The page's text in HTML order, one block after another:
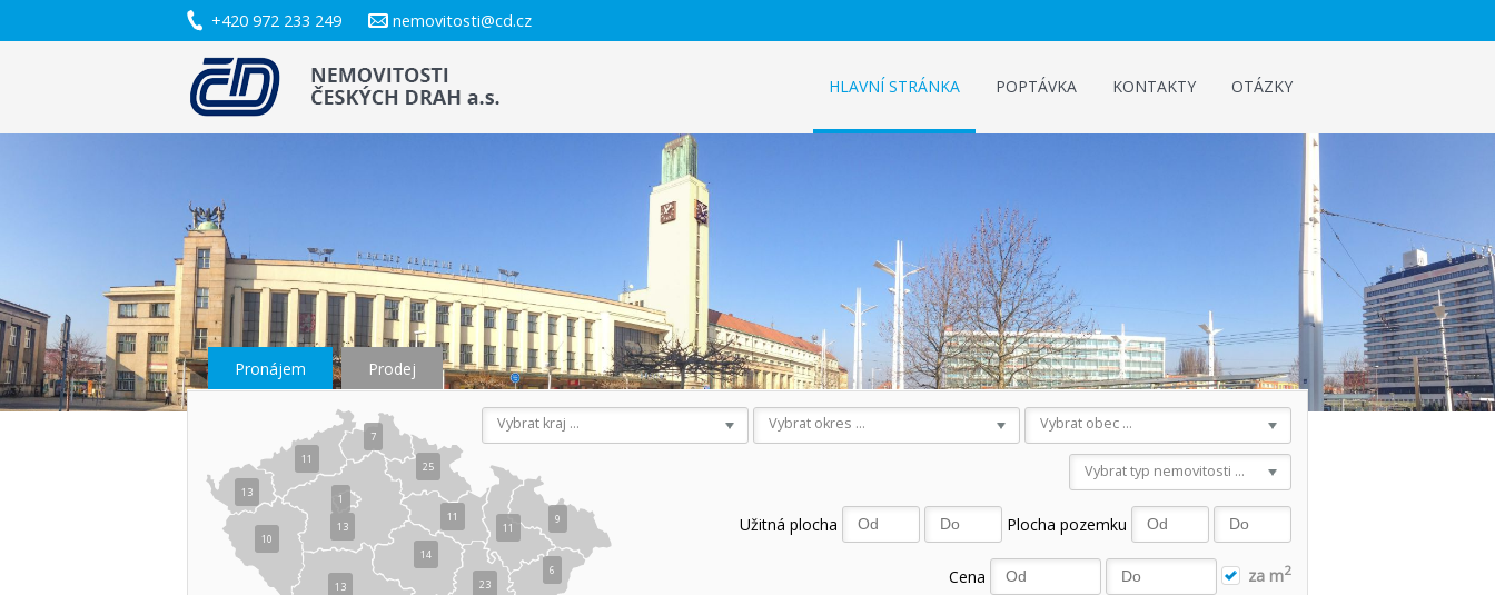
+420 972 233 249 nemovitosti@cd.cz
HLAVNÍ STRÁNKA POPTÁVKA KONTAKTY OTÁZKY
Pronájem Prodej
6
9
23
11
14
11
25
13
1
13
7
10
11
13
Vybrat kraj ... Vybrat okres ... Vybrat obec ...
Vybrat typ nemovitosti ...
Užitná plocha Plocha pozemku
Cena za m2